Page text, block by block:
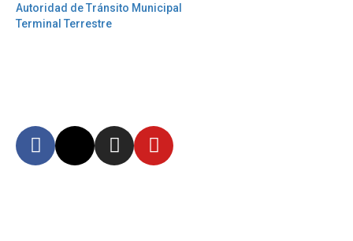
Autoridad de Tránsito Municipal
Terminal Terrestre